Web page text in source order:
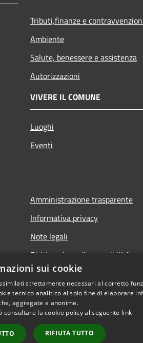
Tributi,finanze e
Ambiente
Salute, benessere e assistenza
Autorizzazioni
VIVERE IL COMUNE
Luoghi
Eventi
Amministrazione trasparente
Informativa privacy
Note legali
Dichiarazione di accessibilità
sui cookie
strettamente necessari al corretto
tecnico analitico al solo fine di elaborare
aggregate e anonime.
consultare la cookie policy al seguente link
RIFIUTA TUTTO